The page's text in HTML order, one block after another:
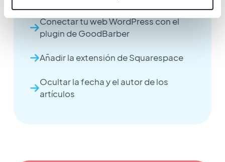
Conectar tu web WordPress con el
plugin de GoodBarber
Añadir la extensión de Squarespace
Ocultar la fecha y el autor de los
artículos